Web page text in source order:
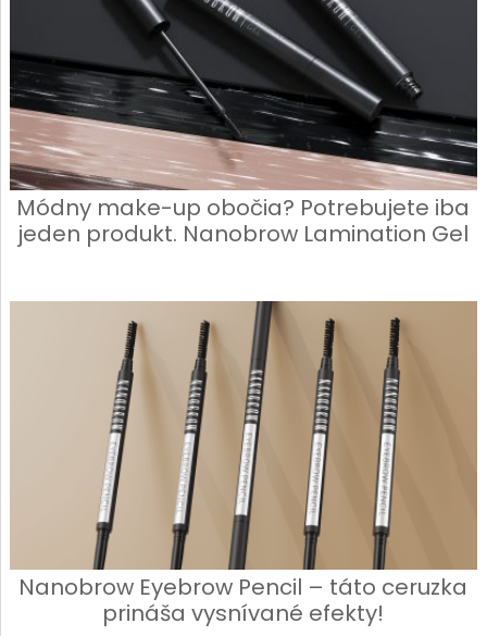
Módny make-up obočia? Potrebujete iba
jeden produkt. Nanobrow Lamination Gel
Nanobrow Eyebrow Pencil – táto ceruzka
prináša vysnívané efekty!